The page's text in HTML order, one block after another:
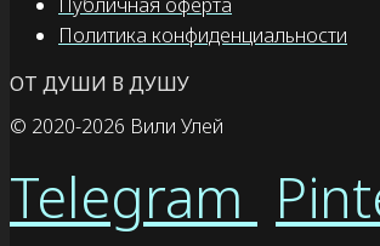
Политика конфиденциальности
ОТ ДУШИ В ДУШУ
© 2020-2026 Вили Улей
Telegram